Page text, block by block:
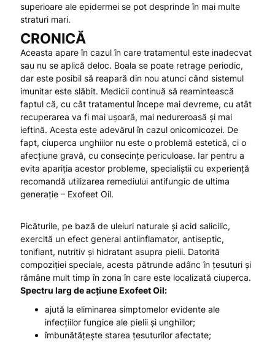
superioare ale epidermei se pot desprinde în mai multe
straturi mari.
CRONICĂ
Aceasta apare în cazul în care tratamentul este inadecvat
sau nu se aplică deloc. Boala se poate retrage periodic,
dar este posibil să reapară din nou atunci când sistemul
imunitar este slăbit. Medicii continuă să reamintească
faptul că, cu cât tratamentul începe mai devreme, cu atât
recuperarea va fi mai ușoară, mai nedureroasă și mai
ieftină. Acesta este adevărul în cazul onicomicozei. De
fapt, ciuperca unghiilor nu este o problemă estetică, ci o
afecțiune gravă, cu consecințe periculoase. Iar pentru a
evita apariția acestor probleme, specialiștii cu experiență
recomandă utilizarea remediului antifungic de ultima
generație – Exofeet Oil.
Picăturile, pe bază de uleiuri naturale și acid salicilic,
exercită un efect general antiinflamator, antiseptic,
tonifiant, nutritiv și hidratant asupra pielii. Datorită
compoziției speciale, acesta pătrunde adânc în țesuturi și
rămâne mult timp în zona în care este localizată ciuperca.
Spectru larg de acțiuneExofeet Oil:
ajută la eliminarea simptomelor evidente ale
infecțiilor fungice ale pielii și unghiilor;
îmbunătățește starea țesuturilor afectate;